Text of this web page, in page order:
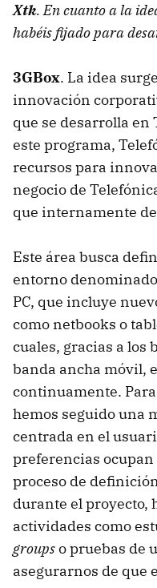
Xtk. En cuanto a la
habéis fijado para
3GBox. La idea
innovación
que se desarrolla en
este programa,
recursos para
negocio de
que internamente
Este área busca
entorno
PC, que incluye
como netbooks o
cuales, gracias a los
banda ancha móvil,
continuamente.
hemos seguido una
centrada en el
preferencias
proceso de
durante el proyecto,
actividades como
groupso pruebas de
asegurarnos de que